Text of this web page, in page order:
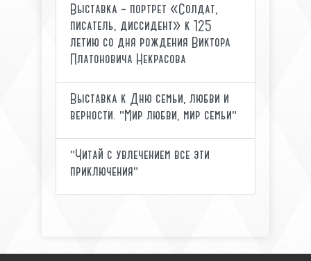
Выставка – портрет «Солдат,
писатель, диссидент» к 125
летию со дня рождения Виктора
Платоновича Некрасова
Выставка к Дню семьи, любви и
верности. "Мир любви, мир семьи"
"Читай с увлечением все эти
приключения"